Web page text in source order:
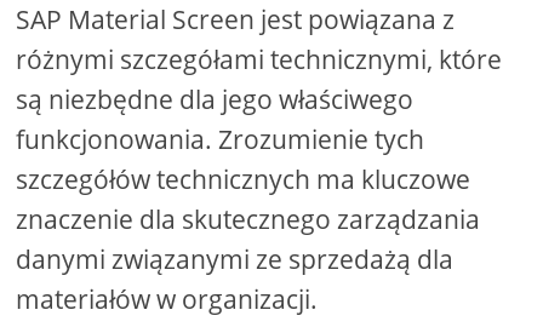
SAP Material Screen jest powiązana z
różnymi szczegółami technicznymi, które
są niezbędne dla jego właściwego
funkcjonowania. Zrozumienie tych
szczegółów technicznych ma kluczowe
znaczenie dla skutecznego zarządzania
danymi związanymi ze sprzedażą dla
materiałów w organizacji.